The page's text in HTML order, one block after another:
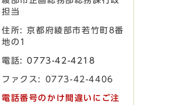
担当
住所: 京都府綾部市若竹町8番
地の1
電話:0773-42-4218
ファクス: 0773-42-4406
電話番号のかけ間違いにご注